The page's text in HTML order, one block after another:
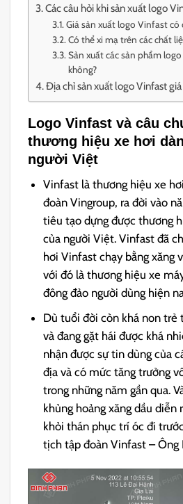
Các câu hỏi khi sản xuất logo
Giá sản xuất logo Vinfast có
Có thể xi mạ trên các chất
Sản xuất các sản phẩm
không?
Địa chỉ sản xuất logo Vinfast
Logo Vinfast và câu
thương hiệu xe hơi
người Việt
Vinfast là thương hiệu xe
đoàn Vingroup, ra đời vào
tiêu tạo dựng được thương
của người Việt. Vinfast đã
hơi Vinfast chạy bằng xăng
với đó là thương hiệu xe
đông đảo người dùng hiện
Dù tuổi đời còn khá non trẻ
và đang gặt hái được khá
nhận được sự tin dùng của
địa và có mức tăng trưởng
trong những năm gần qua.
khủng hoảng xăng dầu diễn
khỏi thán phục trí óc đi
tịch tập đoàn Vinfast – Ông